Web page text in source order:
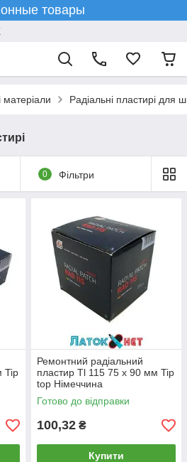
товары
матеріали Радіальні пластирі для
0 Фільтри
Tip
Ремонтний радіальний
пластир Tl 115 75 х 90 мм Tip
top Німеччина
Готово до відправки
100,32 ₴
Купити